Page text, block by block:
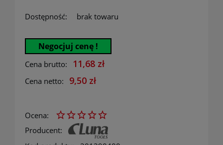
Dostępność: brak towaru
Negocjuj cenę !
Cena brutto: 11,68 zł
Cena netto: 9,50 zł
Ocena:
Producent: